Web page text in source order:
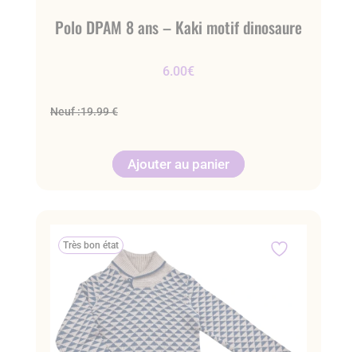
Polo DPAM 8 ans – Kaki motif dinosaure
6.00€
Neuf :19.99 €
Ajouter au panier
Très bon état